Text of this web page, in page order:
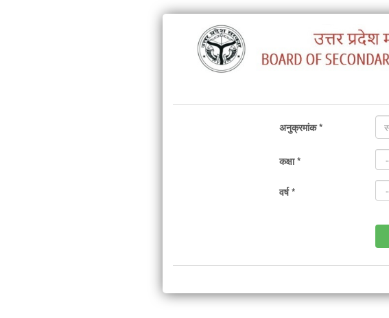
अनुक्रमांक *
कक्षा *
वर्ष *